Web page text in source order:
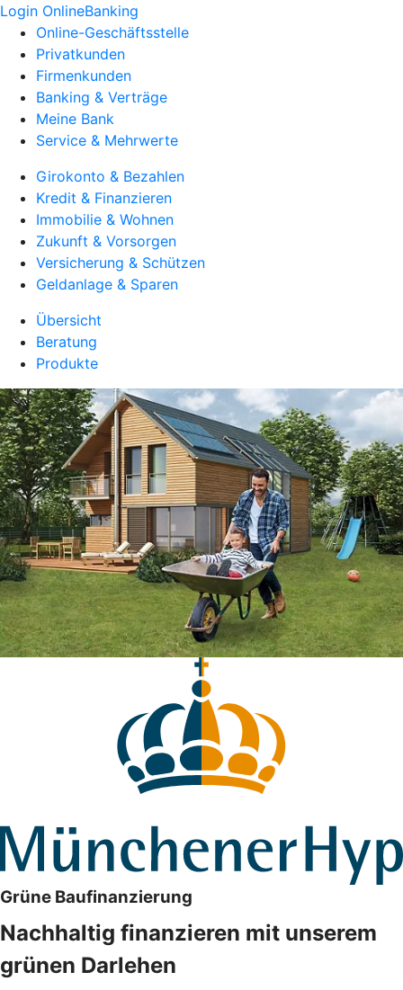
Login OnlineBanking
Online-Geschäftsstelle
Privatkunden
Firmenkunden
Banking & Verträge
Meine Bank
Service & Mehrwerte
Girokonto & Bezahlen
Kredit & Finanzieren
Immobilie & Wohnen
Zukunft & Vorsorgen
Versicherung & Schützen
Geldanlage & Sparen
Übersicht
Beratung
Produkte
Grüne Baufinanzierung
Nachhaltig finanzieren mit unserem
grünen Darlehen